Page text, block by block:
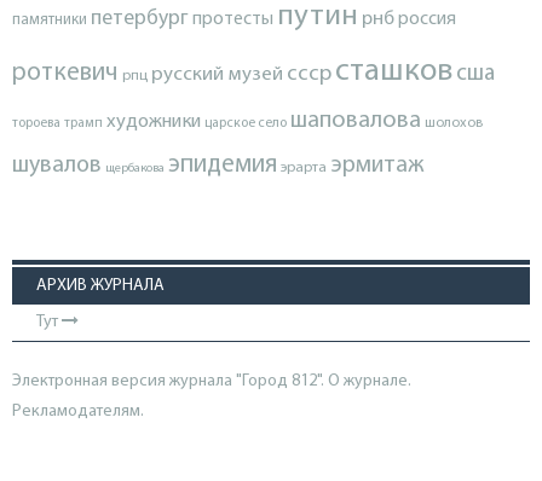
памятники петербургпротесты путин рнброссия
роткевич рпц русский музей ссср сташков сша
тороева трамп художники царское село шаповалова шолохов
шувалов щербакова эпидемия эрарта эрмитаж
АРХИВ ЖУРНАЛА
Тут
Электронная версия журнала "Город 812". О журнале.
Рекламодателям.